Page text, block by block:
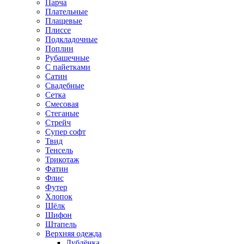
Парча
Плательные
Плащевые
Плиссе
Подкладочные
Поплин
Рубашечные
С пайетками
Сатин
Свадебные
Сетка
Смесовая
Стеганые
Стрейч
Супер софт
Твид
Тенсель
Трикотаж
Фатин
Флис
Футер
Хлопок
Шёлк
Шифон
Штапель
Верхняя одежда